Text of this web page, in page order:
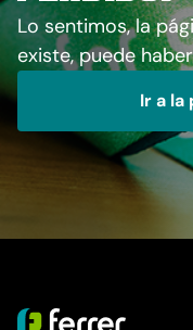
Lo sentimos, la
existe, puede
Ir a la